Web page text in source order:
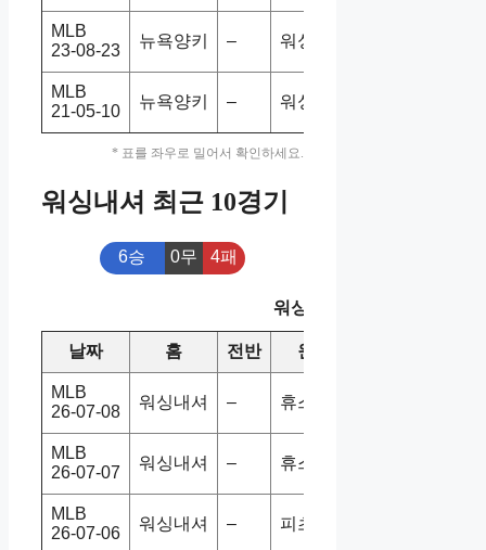
MLB
23-08-23
뉴욕양키 – 워싱내셔
MLB
21-05-10
뉴욕양키 – 워싱내셔
* 표를 좌우로 밀어서 확인하세요.
워싱내셔 최근 10경기
6승 0무 4패
워싱내셔 최근 10경기
날짜 홈 전반 원정
MLB
26-07-08
워싱내셔 – 휴스애스
MLB
26-07-07
워싱내셔 – 휴스애스
MLB
26-07-06
워싱내셔 – 피츠파이